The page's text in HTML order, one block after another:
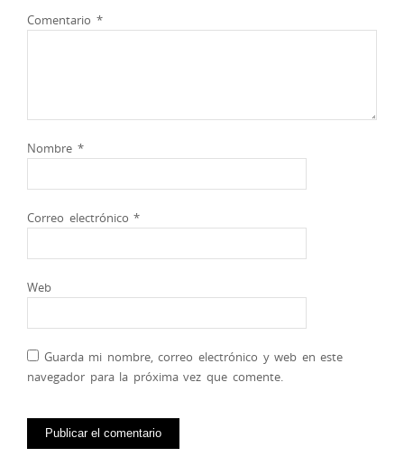
Comentario *
Nombre *
Correo electrónico*
Web
Guarda mi nombre, correo electrónico y web en este
navegador para la próxima vez que comente.